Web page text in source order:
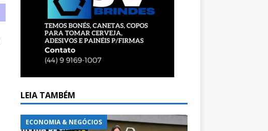
LEIA TAMBÉM
ECONOMIA & NEGÓCIOS